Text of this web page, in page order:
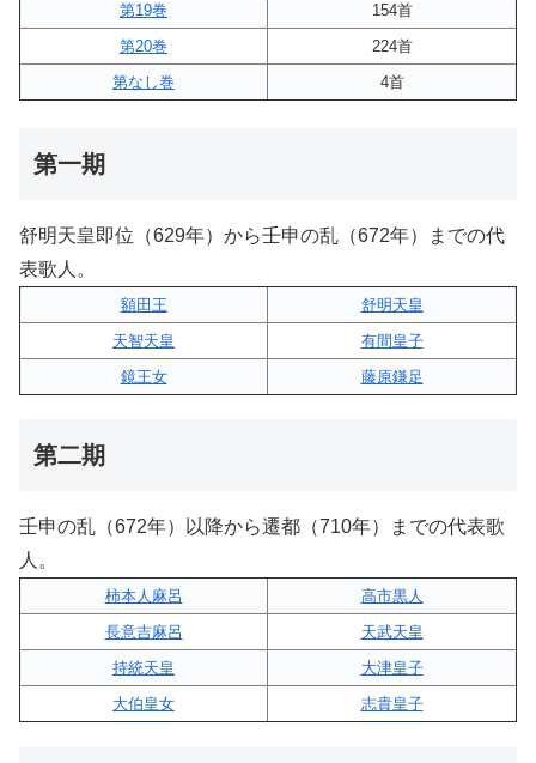
第19巻
154首
第20巻
224首
第なし巻
4首
第一期
舒明天皇即位（629年）から壬申の乱（672年）までの代
表歌人。
額田王
舒明天皇
天智天皇
有間皇子
鏡王女
藤原鎌足
第二期
壬申の乱（672年）以降から遷都（710年）までの代表歌
人。
柿本人麻呂
高市黒人
長意吉麻呂
天武天皇
持統天皇
大津皇子
大伯皇女
志貴皇子